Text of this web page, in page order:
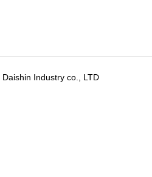
Industry co., LTD